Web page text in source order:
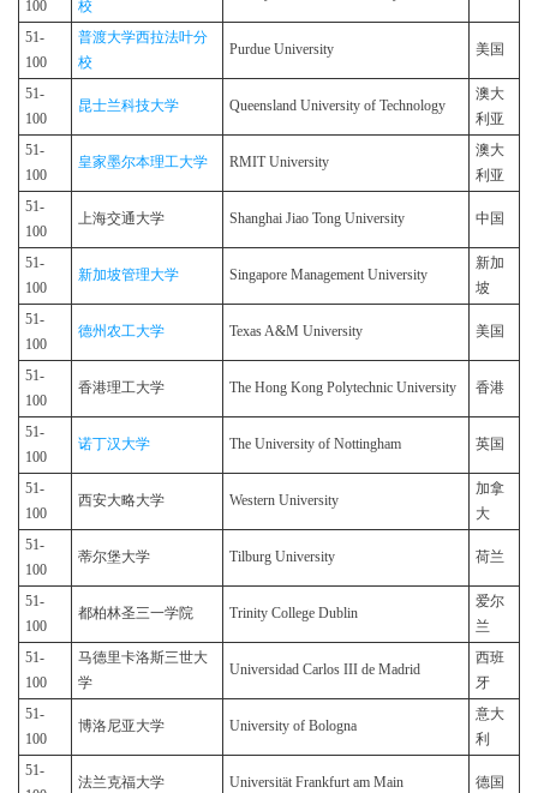
100 校
51-
100
普渡大学西拉法叶分
校
Purdue University 美国
51-
100
昆士兰科技大学 Queensland University of Technology
澳大
利亚
51-
100
皇家墨尔本理工大学 RMIT University
澳大
利亚
51-
100
上海交通大学 Shanghai Jiao Tong University 中国
51-
100
新加坡管理大学 Singapore Management University
新加
坡
51-
100
德州农工大学 Texas A&M University 美国
51-
100
香港理工大学 The Hong Kong Polytechnic University 香港
51-
100
诺丁汉大学 The University of Nottingham 英国
51-
100
西安大略大学 Western University
加拿
大
51-
100
蒂尔堡大学 Tilburg University 荷兰
51-
100
都柏林圣三一学院 Trinity College Dublin
爱尔
兰
51-
100
马德里卡洛斯三世大
学
Universidad Carlos III de Madrid
西班
牙
51-
100
博洛尼亚大学 University of Bologna
意大
利
51-
法兰克福大学 Universität Frankfurt am Main 德国